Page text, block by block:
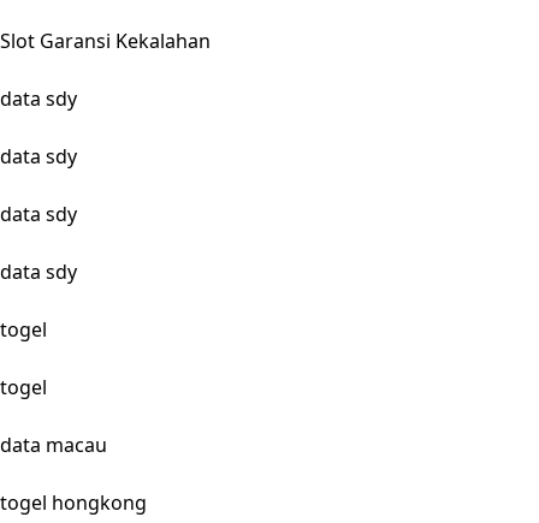
Slot Garansi Kekalahan
data sdy
data sdy
data sdy
data sdy
togel
togel
data macau
togel hongkong